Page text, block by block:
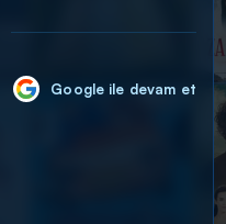
Google ile devam et